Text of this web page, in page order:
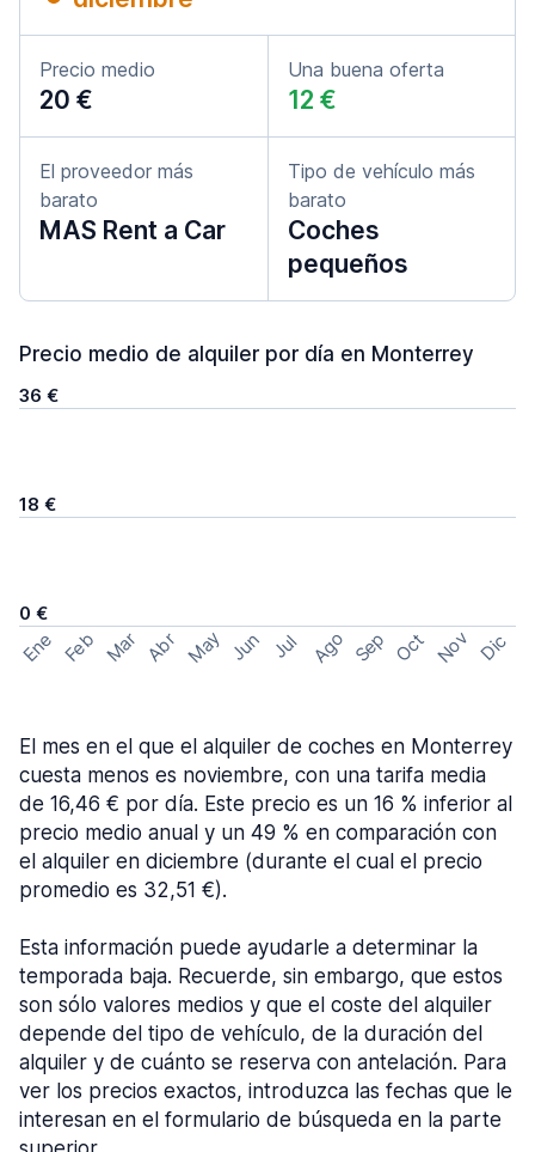
Precio medio
20 €
Una buena oferta
12 €
El proveedor más
barato
MAS Rent a Car
Tipo de vehículo más
barato
Coches
pequeños
Precio medio de alquiler por día en Monterrey
36 €
18 €
0 €
Ene Feb Mar Abr May Jun Jul Ago Sep Oct Nov Dic
El mes en el que el alquiler de coches en Monterrey
cuesta menos es noviembre, con una tarifa media
de 16,46 € por día. Este precio es un 16 % inferior al
precio medio anual y un 49 % en comparación con
el alquiler en diciembre (durante el cual el precio
promedio es 32,51 €).
Esta información puede ayudarle a determinar la
temporada baja. Recuerde, sin embargo, que estos
son sólo valores medios y que el coste del alquiler
depende del tipo de vehículo, de la duración del
alquiler y de cuánto se reserva con antelación. Para
ver los precios exactos, introduzca las fechas que le
interesan en el formulario de búsqueda en la parte